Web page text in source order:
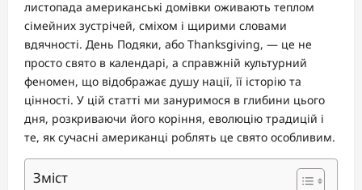
листопада американські домівки оживають теплом
сімейних зустрічей, сміхом і щирими словами
вдячності. День Подяки, або Thanksgiving, — це не
просто свято в календарі, а справжній культурний
феномен, що відображає душу нації, її історію та
цінності. У цій статті ми зануримося в глибини цього
дня, розкриваючи його коріння, еволюцію традицій і
те, як сучасні американці роблять це свято особливим.
Зміст